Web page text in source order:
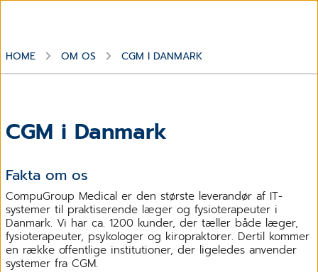
HOME OM OS CGM I DANMARK
CGM i Danmark
Fakta om os
CompuGroup Medical er den største leverandør af IT-
systemer til praktiserende læger og fysioterapeuter i
Danmark. Vi har ca. 1200 kunder, der tæller både læger,
fysioterapeuter, psykologer og kiropraktorer. Dertil kommer
en række offentlige institutioner, der ligeledes anvender
systemer fra CGM.